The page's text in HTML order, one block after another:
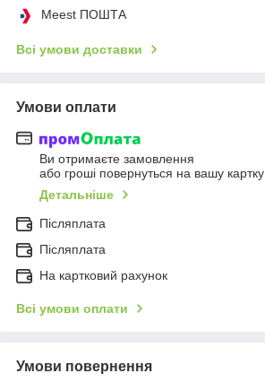
Meest ПОШТА
Всі умови доставки
Умови оплати
Ви отримаєте замовлення
або гроші повернуться на вашу картку
Детальніше
Післяплата
Післяплата
На картковий рахунок
Всі умови оплати
Умови повернення